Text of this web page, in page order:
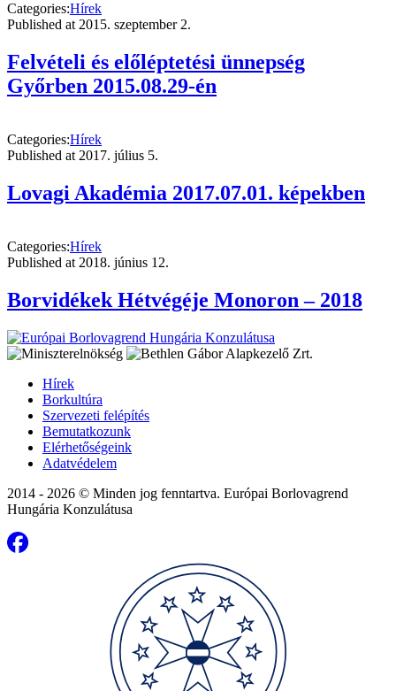
Categories:Hírek
Published at 2015. szeptember 2.
Felvételi és előléptetési ünnepség
Győrben 2015.08.29-én
Categories:Hírek
Published at 2017. július 5.
Lovagi Akadémia 2017.07.01. képekben
Categories:Hírek
Published at 2018. június 12.
Borvidékek Hétvégéje Monoron – 2018
Hírek
Borkultúra
Szervezeti felépítés
Bemutatkozunk
Elérhetőségeink
Adatvédelem
2014 - 2026 © Minden jog fenntartva. Európai Borlovagrend
Hungária Konzulátusa